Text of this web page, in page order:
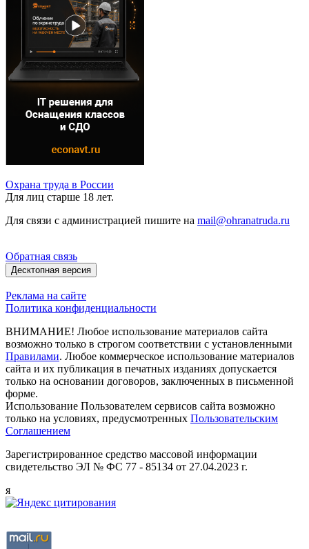
Охрана труда в России
Для лиц старше 18 лет.
Для связи с администрацией пишите на mail@ohranatruda.ru
Обратная связь
Десктопная версия
Реклама на сайте
Политика конфиденциальности
ВНИМАНИЕ! Любое использование материалов сайта
возможно только в строгом соответствии с установленными
Правилами. Любое коммерческое использование материалов
сайта и их публикация в печатных изданиях допускается
только на основании договоров, заключенных в письменной
форме.
Использование Пользователем сервисов сайта возможно
только на условиях, предусмотренных Пользовательским
Соглашением
Зарегистрированное средство массовой информации
свидетельство ЭЛ № ФС 77 - 85134 от 27.04.2023 г.
я